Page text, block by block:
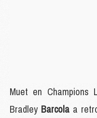
Muet en Champions
Bradley Barcola a